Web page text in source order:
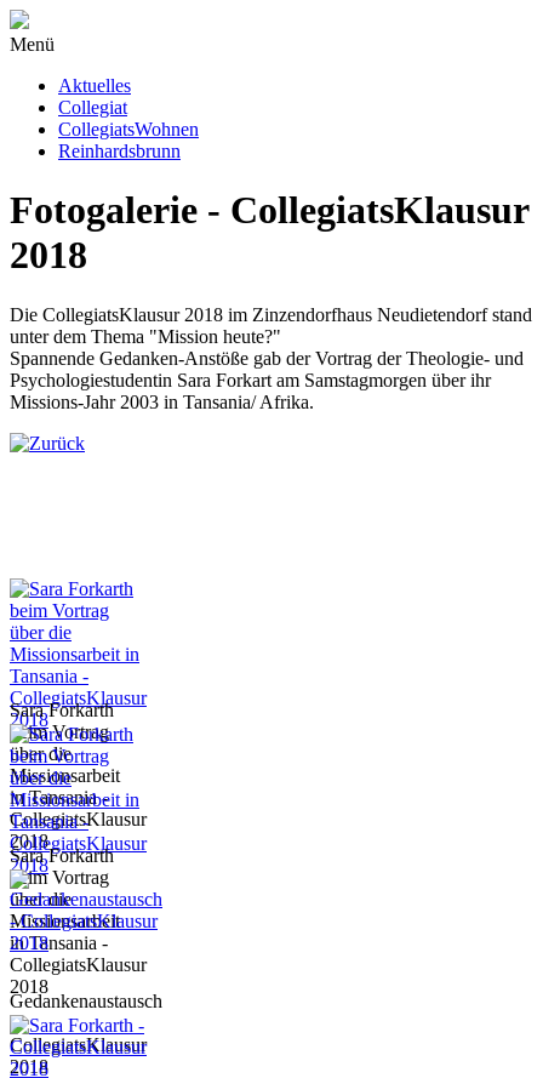
Menü
Aktuelles
Collegiat
CollegiatsWohnen
Reinhardsbrunn
Fotogalerie - CollegiatsKlausur
2018
Die CollegiatsKlausur 2018 im Zinzendorfhaus Neudietendorf stand
unter dem Thema "Mission heute?"
Spannende Gedanken-Anstöße gab der Vortrag der Theologie- und
Psychologiestudentin Sara Forkart am Samstagmorgen über ihr
Missions-Jahr 2003 in Tansania/ Afrika.
Sara Forkarth
beim Vortrag
über die
Missionsarbeit
in Tansania -
CollegiatsKlausur
2018
Sara Forkarth
beim Vortrag
über die
Missionsarbeit
in Tansania -
CollegiatsKlausur
2018
Gedankenaustausch
-
CollegiatsKlausur
2018